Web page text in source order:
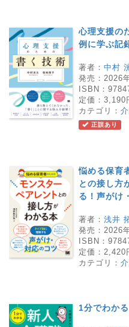
心理支援の
例に学ぶ記
著者： 中村
発売： 2026
ISBN：
定価： 3,190
カテゴリ：
正誤あり
悩める保育
との接し方
る！声がけ
著者： 浅井
発売： 2026
ISBN：
定価： 2,420
カテゴリ：
1分でわか